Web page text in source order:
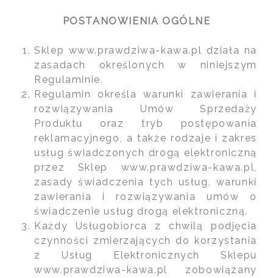
POSTANOWIENIA OGÓLNE
Sklep www.prawdziwa-kawa.pl działa na
zasadach określonych w niniejszym
Regulaminie.
Regulamin określa warunki zawierania i
rozwiązywania Umów Sprzedaży
Produktu oraz tryb postępowania
reklamacyjnego, a także rodzaje i zakres
usług świadczonych drogą elektroniczną
przez Sklep www.prawdziwa-kawa.pl,
zasady świadczenia tych usług, warunki
zawierania i rozwiązywania umów o
świadczenie usług drogą elektroniczną.
Każdy Usługobiorca z chwilą podjęcia
czynności zmierzających do korzystania
z Usług Elektronicznych Sklepu
www.prawdziwa-kawa.pl zobowiązany